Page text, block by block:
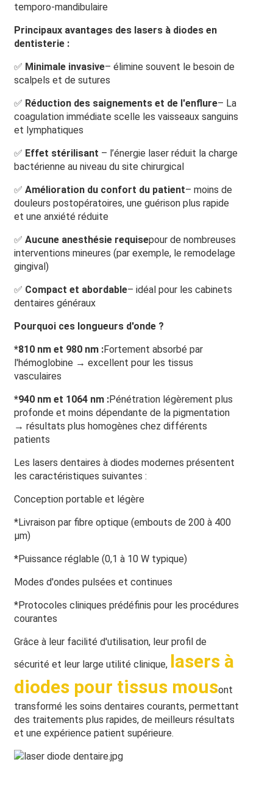
temporo-mandibulaire
Principaux avantages des lasers à diodes en
dentisterie :
✅ Minimale invasive– élimine souvent le besoin de
scalpels et de sutures
✅ Réduction des saignements et de l'enflure– La
coagulation immédiate scelle les vaisseaux sanguins
et lymphatiques
✅ Effet stérilisant – l’énergie laser réduit la charge
bactérienne au niveau du site chirurgical
✅ Amélioration du confort du patient– moins de
douleurs postopératoires, une guérison plus rapide
et une anxiété réduite
✅ Aucune anesthésie requisepour de nombreuses
interventions mineures (par exemple, le remodelage
gingival)
✅ Compact et abordable– idéal pour les cabinets
dentaires généraux
Pourquoi ces longueurs d'onde ?
*810 nm et 980 nm :Fortement absorbé par
l'hémoglobine → excellent pour les tissus
vasculaires
*940 nm et 1064 nm :Pénétration légèrement plus
profonde et moins dépendante de la pigmentation
→ résultats plus homogènes chez différents
patients
Les lasers dentaires à diodes modernes présentent
les caractéristiques suivantes :
Conception portable et légère
*Livraison par fibre optique (embouts de 200 à 400
µm)
*Puissance réglable (0,1 à 10 W typique)
Modes d'ondes pulsées et continues
*Protocoles cliniques prédéfinis pour les procédures
courantes
Grâce à leur facilité d'utilisation, leur profil de
sécurité et leur large utilité clinique, lasers à
diodes pour tissus mousont
transformé les soins dentaires courants, permettant
des traitements plus rapides, de meilleurs résultats
et une expérience patient supérieure.